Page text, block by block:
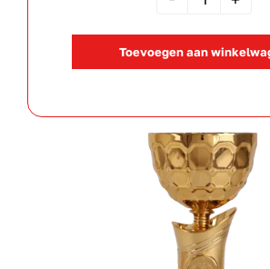
JSAK
105821
aantal
Toevoegen aan